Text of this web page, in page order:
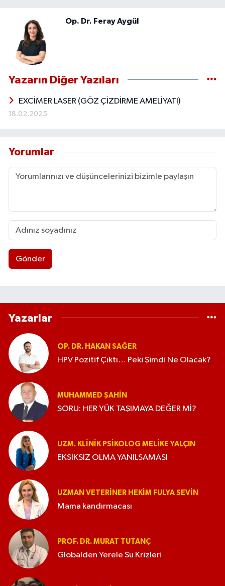
Op. Dr. Feray Aygül
Yazarın Diğer Yazıları
EXCİMER LASER (GÖZ ÇİZDİRME AMELİYATI)
18.02.2025
Yorumlar
Gönder
Yazarlar
OP. DR. HAKAN SAĞER
HPV Pozitif Çıktı… Peki Şimdi Ne Olacak?
MUHAMMED ŞAHIN
SORU: HER YÜK TAŞIMAYA DEĞER Mİ?
UZM. KLINIK PSIKOLOG MELIKE YALÇIN
EKSİKSİZ OLMA YANILSAMASI
UZMAN VETERINER HEKIM FULYA SEVİN
Mama kandırmacası
PROF. DR. MURAT TUTANÇ
Globalden Yerele Su Krizleri